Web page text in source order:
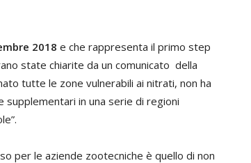
2018 e che rappresenta il primo step
state chiarite da un comunicato della
tutte le zone vulnerabili ai nitrati, non ha
in una serie di regioni
per le aziende zootecniche è quello di non